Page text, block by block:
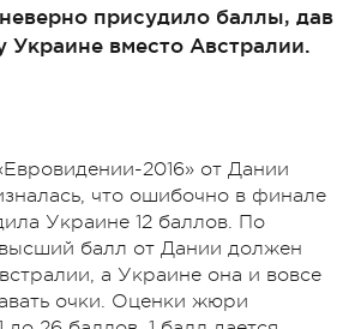
присудило баллы, дав
вместо Австралии.
2016» от Дании
что ошибочно в финале
Украине 12 баллов. По
балл от Дании должен
а Украине она и вовсе
очки. Оценки жюри